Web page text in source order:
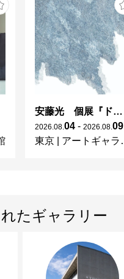
安藤光 個展『ドローイング細密画展2026』
2026 08 04 - 2026 08 09
東京
アートギャラリー絵の具箱
たギャラリー